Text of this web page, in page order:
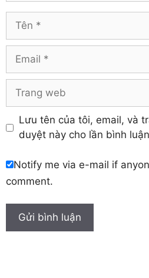
Hậu Giang
Khánh Hòa
Tên
Email
Trang
Lưu tên của tôi, email, và
duyệt này cho lần bình
Notify me via e-mail if
comment.